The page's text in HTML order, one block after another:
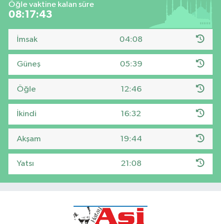
Öğle vaktine kalan süre
08:17:41
İmsak 04:08
Güneş 05:39
Öğle 12:46
İkindi 16:32
Akşam 19:44
Yatsı 21:08